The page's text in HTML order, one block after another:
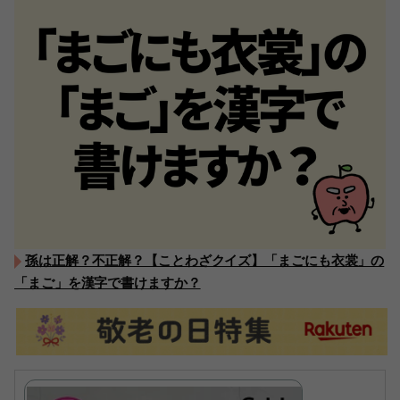
孫は正解？不正解？【ことわざクイズ】「まごにも衣裳」の
「まご」を漢字で書けますか？